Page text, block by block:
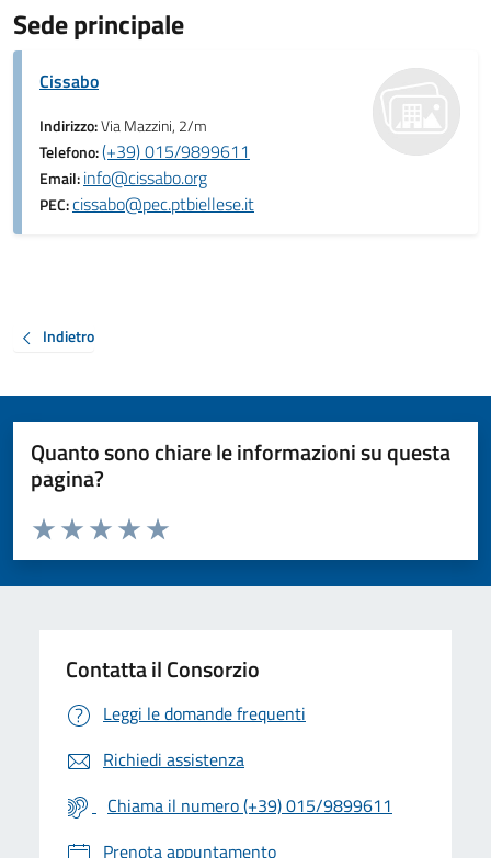
Sede principale
Cissabo
Indirizzo:Via Mazzini, 2/m
Telefono:(+39) 015/9899611
Email:info@cissabo.org
PEC:cissabo@pec.ptbiellese.it
Indietro
Quanto sono chiare le informazioni su questa
pagina?
Valuta da 1 a 5 stelle la pagina
Valuta 5 stelle su 5
Valuta 4 stelle su 5
Valuta 3 stelle su 5
Valuta 2 stelle su 5
Valuta 1 stelle su 5
Contatta il Consorzio
Leggi le domande frequenti
Richiedi assistenza
Chiama il numero (+39) 015/9899611
Prenota appuntamento